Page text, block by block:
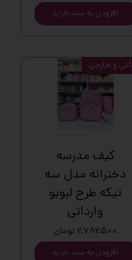
افزودن به سبد خرید
کیف مدرسه
دخترانه مدل سه
تیکه طرح لبوبو
وارداتی
۲,۷۸۲,۵۰۰ تومان
افزودن به سبد خرید
و خارجی